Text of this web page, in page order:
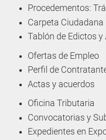
Procedementos:
Carpeta Ciudadana
Tablón de Edictos y
Ofertas de Empleo
Perfil de
Actas y acuerdos
Oficina Tributaria
Convocatorias y
Expedientes en